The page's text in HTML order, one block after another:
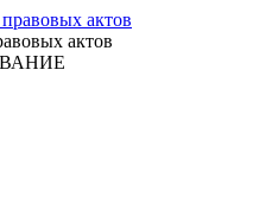
актов